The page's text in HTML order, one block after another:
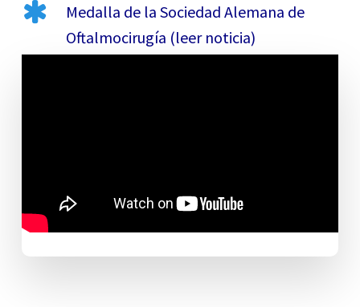
Medalla de la Sociedad Alemana de
Oftalmocirugía (leer noticia)